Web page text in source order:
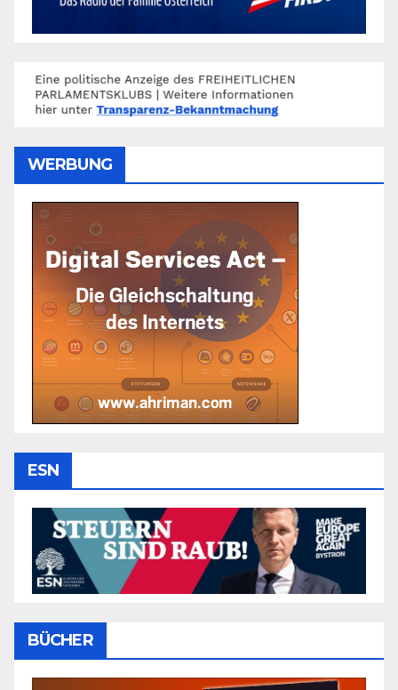
WERBUNG
ESN
BÜCHER